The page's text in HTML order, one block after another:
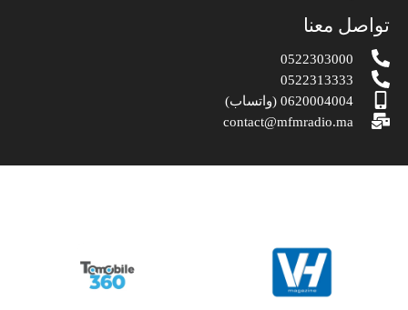
تواصل معنا
0522303000
0522313333
0620004004 (واتساب)
contact@mfmradio.ma